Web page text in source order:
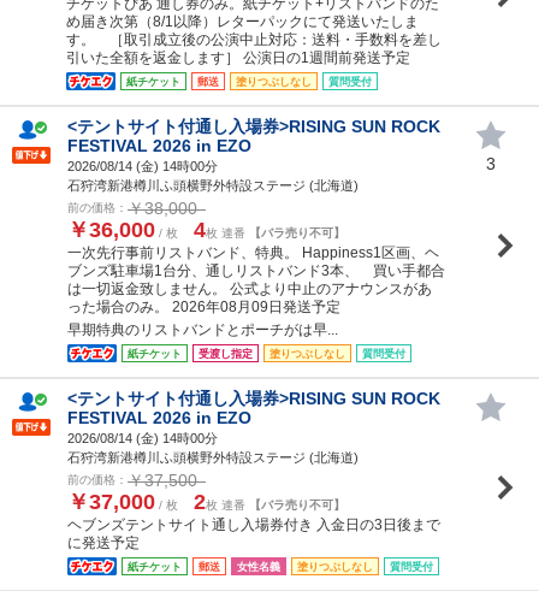
チケットぴあ 通し券のみ。紙チケット+リストバンドのた
め届き次第（8/1以降）レターパックにて発送いたしま
す。 ［取引成立後の公演中止対応：送料・手数料を差し
引いた全額を返金します］ 公演日の1週間前発送予定
紙チケット 郵送 塗りつぶしなし 質問受付
<テントサイト付通し入場券>RISING SUN ROCK
FESTIVAL 2026 in EZO
2026/08/14 (金) 14時00分
石狩湾新港樽川ふ頭横野外特設ステージ (北海道)
前の価格： ￥38,000
￥36,000 / 枚 4枚 連番 【バラ売り不可】
一次先行事前リストバンド、特典。 Happiness1区画、ヘ
ブンズ駐車場1台分、通しリストバンド3本、 買い手都合
は一切返金致しません。 公式より中止のアナウンスがあ
った場合のみ。 2026年08月09日発送予定
早期特典のリストバンドとポーチがは早...
紙チケット 受渡し指定 塗りつぶしなし 質問受付
3
<テントサイト付通し入場券>RISING SUN ROCK
FESTIVAL 2026 in EZO
2026/08/14 (金) 14時00分
石狩湾新港樽川ふ頭横野外特設ステージ (北海道)
前の価格： ￥37,500
￥37,000 / 枚 2枚 連番 【バラ売り不可】
ヘブンズテントサイト通し入場券付き 入金日の3日後まで
に発送予定
紙チケット 郵送 女性名義 塗りつぶしなし 質問受付